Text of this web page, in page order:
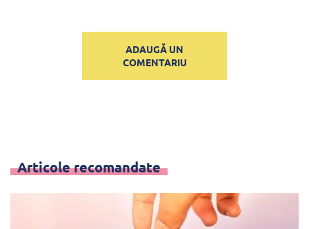
ADAUGĂ UN
COMENTARIU
Articole recomandate